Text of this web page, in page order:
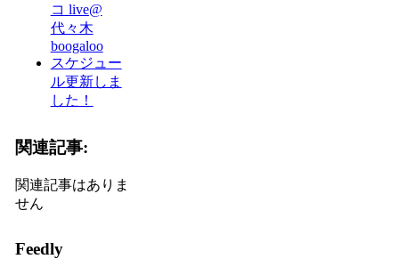
コ live@
代々木
boogaloo
スケジュー
ル更新しま
した！
関連記事:
関連記事はありま
せん
Feedly